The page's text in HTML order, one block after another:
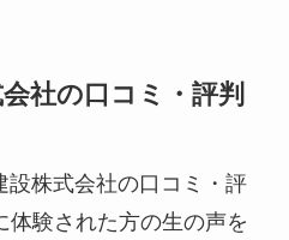
社の口コミ・評判
設株式会社の口コミ・評
体験された方の生の声を